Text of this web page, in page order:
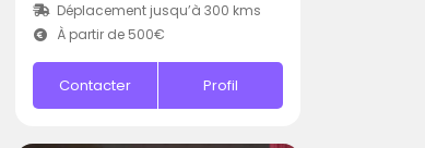
Déplacement jusqu’à 300 kms
À partir de 500€
Contacter Profil